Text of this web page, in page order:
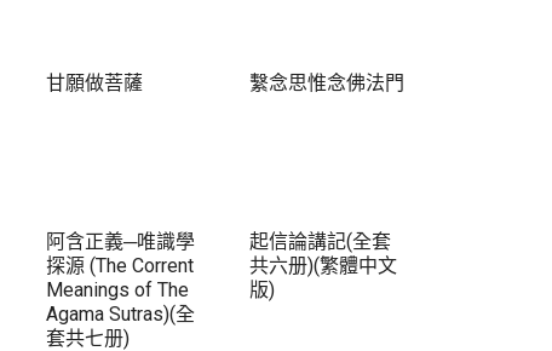
甘願做菩薩 繫念思惟念佛法門
阿含正義─唯識學
探源 (The Corrent
Meanings of The
Agama Sutras)(全
套共七册)
起信論講記(全套
共六册)(繁體中文
版)